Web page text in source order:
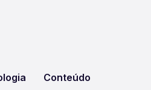
Conteúdo